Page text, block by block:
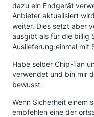
dazu ein Endgerät
Anbieter aktualisiert
weiter. Dies setzt aber
ausgibt als für die billig
Auslieferung einmal mit
Habe selber Chip-Tan
verwendet und bin mir
bewusst.
Wenn Sicherheit einem
empfehlen eine der